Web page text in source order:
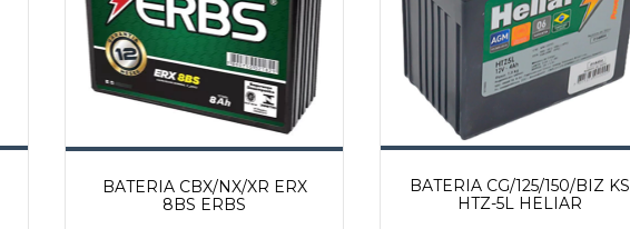
BATERIA CBX/NX/XR ERX
8BS ERBS
BATERIA CG/125/150/BIZ KS
HTZ-5L HELIAR